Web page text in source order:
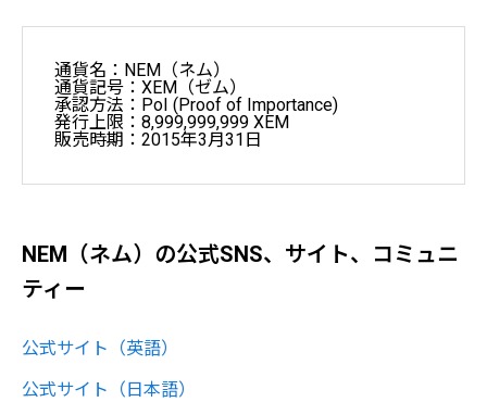
通貨名：NEM（ネム）
通貨記号：XEM（ゼム）
承認方法：PoI (Proof of Importance)
発行上限：8,999,999,999 XEM
販売時期：2015年3月31日
NEM（ネム）の公式SNS、サイト、コミュニ
ティー
公式サイト（英語）
公式サイト（日本語）